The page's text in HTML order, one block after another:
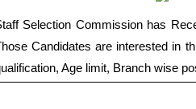
Selection Commission has
Candidates are interested in
Age limit, Branch wise